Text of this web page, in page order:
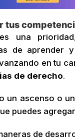
tus
una
de aprender
en tu
de derecho.
un ascenso o
puedes
de